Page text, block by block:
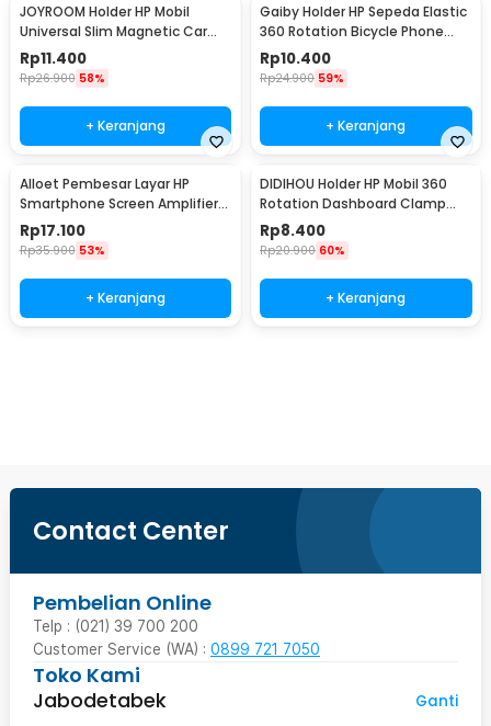
JOYROOM Holder HP Mobil
Universal Slim Magnetic Car
Phone Holder - F6
Rp11.400
Rp26.900 58%
+ Keranjang
Gaiby Holder HP Sepeda Elastic
360 Rotation Bicycle Phone
Holder - B07
Rp10.400
Rp24.900 59%
+ Keranjang
Alloet Pembesar Layar HP
Smartphone Screen Amplifier
10 Inch - SY-11
Rp17.100
Rp35.900 53%
+ Keranjang
DIDIHOU Holder HP Mobil 360
Rotation Dashboard Clamp
Car Phone Holder - YB20-3
Rp8.400
Rp20.900 60%
+ Keranjang
Contact Center
Pembelian Online
Telp : (021) 39 700 200
Customer Service (WA) : 0899 721 7050
Toko Kami
Jabodetabek
Ganti